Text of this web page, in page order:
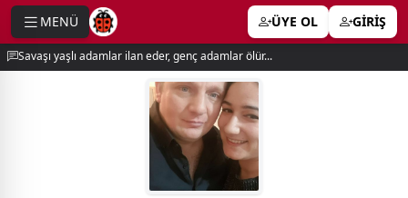
MENÜ ÜYE OL GİRİŞ
Savaşı yaşlı adamlar ilan eder, genç adamlar ölür...
menu